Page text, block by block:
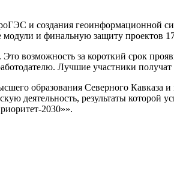
и создания геоинформационной
модули и финальную защиту проектов
возможность за короткий срок
Лучшие участники
образования Северного
деятельность, результаты которой
2030»».